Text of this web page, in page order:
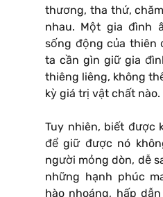
thương, tha thứ,
nhau. Một gia đình
sống động của thiên
ta cần gìn giữ gia
thiêng liêng, không
kỳ giá trị vật chất nào.
Tuy nhiên, biết được
để giữ được nó
người mỏng dòn, dễ
những hạnh phúc
hào nhoáng, hấp